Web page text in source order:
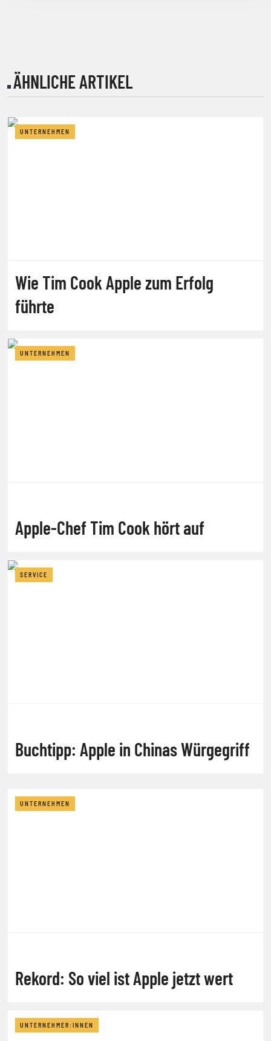
ÄHNLICHE ARTIKEL
UNTERNEHMEN
Wie Tim Cook Apple zum Erfolg
führte
UNTERNEHMEN
Apple-Chef Tim Cook hört auf
SERVICE
Buchtipp: Apple in Chinas Würgegriff
UNTERNEHMEN
Rekord: So viel ist Apple jetzt wert
UNTERNEHMER:INNEN